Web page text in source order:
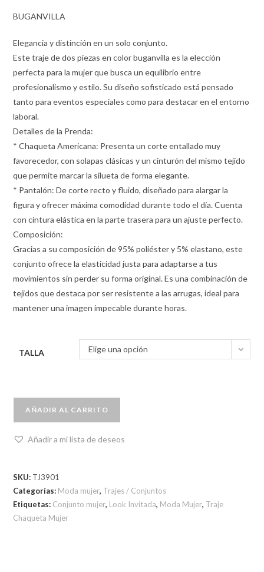
BUGANVILLA
Elegancia y distinción en un solo conjunto.
Este traje de dos piezas en color buganvilla es la elección
perfecta para la mujer que busca un equilibrio entre
profesionalismo y estilo. Su diseño sofisticado está pensado
tanto para eventos especiales como para destacar en el entorno
laboral.
Detalles de la Prenda:
* Chaqueta Americana: Presenta un corte entallado muy
favorecedor, con solapas clásicas y un cinturón del mismo tejido
que permite marcar la silueta de forma elegante.
* Pantalón: De corte recto y fluido, diseñado para alargar la
figura y ofrecer máxima comodidad durante todo el día. Cuenta
con cintura elástica en la parte trasera para un ajuste perfecto.
Composición:
Gracias a su composición de 95% poliéster y 5% elastano, este
conjunto ofrece la elasticidad justa para adaptarse a tus
movimientos sin perder su forma original. Es una combinación de
tejidos que destaca por ser resistente a las arrugas, ideal para
mantener una imagen impecable durante horas.
TALLA Elige una opción
AÑADIR AL CARRITO
Añadir a mi lista de deseos
SKU: TJ3901
Categorías: Moda mujer, Trajes / Conjuntos
Etiquetas: Conjunto mujer, Look Invitada, Moda Mujer, Traje
Chaqueta Mujer